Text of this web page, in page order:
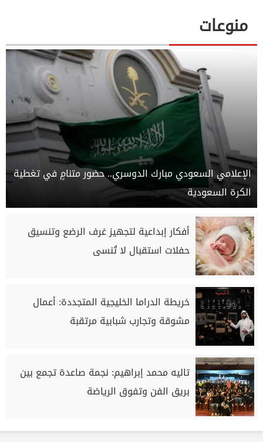
منوعات
الإعلامي السعودي مبارك الدوسري.. حضور متنامٍ في تغطية
الكرة السعودية
أفكار إبداعية لتجهيز غرف الرضع وتنسيق
حفلات استقبال لا تُنسى
خريطة الدراما الخليجية المتجددة: أعمال
مشوقة وتجارب شبابية مرتقبة
تاليه محمد إبراهيم: نجمة صاعدة تجمع بين
بريق الفن وتفوق الرياضة